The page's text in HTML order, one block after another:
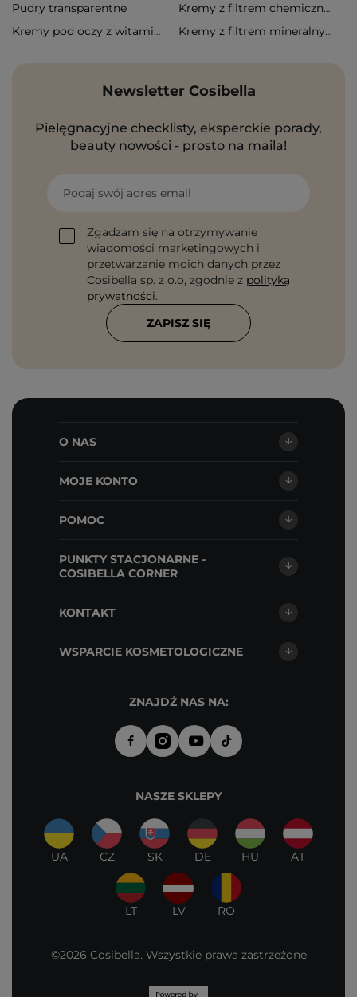
Pudry transparentne
Kremy z filtrem chemicznym
Kremy pod oczy z witaminą c
Kremy z filtrem mineralnym
Newsletter Cosibella
Pielęgnacyjne checklisty, eksperckie porady,
beauty nowości - prosto na maila!
Podaj swój adres email
Zgadzam się na otrzymywanie
wiadomości marketingowych i
przetwarzanie moich danych przez
Cosibella sp. z o.o, zgodnie z polityką
prywatności.
ZAPISZ SIĘ
O NAS
MOJE KONTO
POMOC
PUNKTY STACJONARNE -
COSIBELLA CORNER
KONTAKT
WSPARCIE KOSMETOLOGICZNE
ZNAJDŹ NAS NA:
NASZE SKLEPY
UA CZ SK DE HU AT
LT LV RO
©2026 Cosibella. Wszystkie prawa zastrzeżone